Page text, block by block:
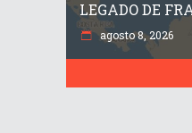
LEGADO DE
agosto 8, 2026